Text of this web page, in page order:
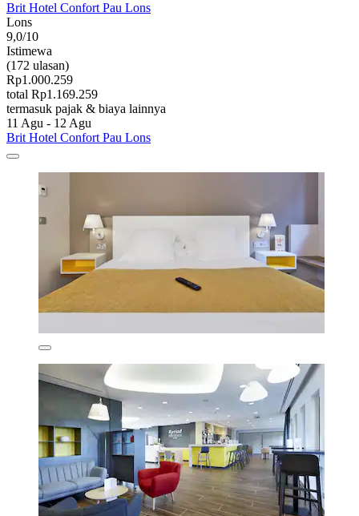
Brit Hotel Confort Pau Lons
Lons
9,0/10
Istimewa
(172 ulasan)
Rp1.000.259
total Rp1.169.259
termasuk pajak & biaya lainnya
11 Agu - 12 Agu
Brit Hotel Confort Pau Lons